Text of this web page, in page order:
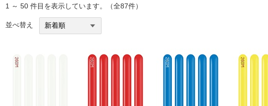
1 ～ 50 件目を表示しています。（全87件）
並べ替え